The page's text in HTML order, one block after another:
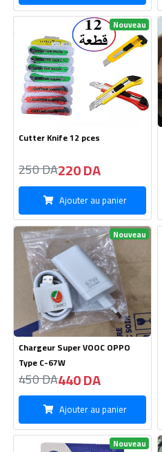
Nouveau
Cutter Knife 12 pces
250 DA220 DA
Ajouter au panier
Nouveau
Chargeur Super VOOC OPPO
Type C-67W
450 DA440 DA
Ajouter au panier
Nouveau